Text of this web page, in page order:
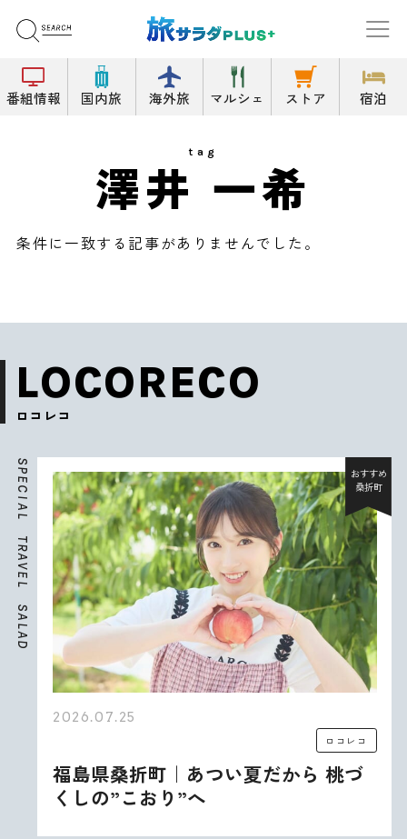
番組情報 国内旅 海外旅 マルシェ ストア 宿泊
tag
澤井 一希
条件に一致する記事がありませんでした。
LOCORECO
ロコレコ
S
P
E
C
I
A
L
T
R
A
V
E
L
S
A
L
A
D
おすすめ
桑折町
2026.07.25
ロコレコ
福島県桑折町｜あつい夏だから 桃づ
くしの”こおり”へ